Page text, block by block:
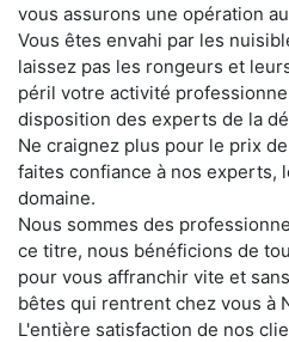
vous assurons une opération
Vous êtes envahi par les
laissez pas les rongeurs et
péril votre activité
disposition des experts de la
Ne craignez plus pour le prix
faites confiance à nos experts,
domaine.
Nous sommes des
ce titre, nous bénéficions de
pour vous affranchir vite et
bêtes qui rentrent chez vous à
L'entière satisfaction de nos